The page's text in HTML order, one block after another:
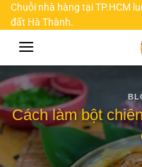
Chuyển
đến
Chuỗi nhà hàng tại TP.HCM
đất Hà Thành.
Cách làm bột